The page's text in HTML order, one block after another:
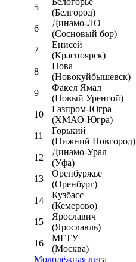
5
(Белгород)
6
Динамо-ЛО
(Сосновый бор)
7
Енисей
(Красноярск)
8
Нова
(Новокуйбышевск)
9
Факел Ямал
(Новый Уренгой)
10
Газпром-Югра
(ХМАО-Югра)
11
Горький
(Нижний Новгород)
12
Динамо-Урал
(Уфа)
13
Оренбуржье
(Оренбург)
14
Кузбасс
(Кемерово)
15
Ярославич
(Ярославль)
16
МГТУ
(Москва)
Молодёжная лига